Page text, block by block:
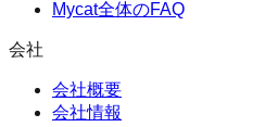
Mycat全体のFAQ
会社
会社概要
会社情報